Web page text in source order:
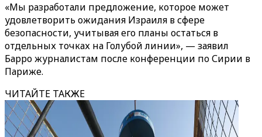
«Мы разработали предложение, которое может
удовлетворить ожидания Израиля в сфере
безопасности, учитывая его планы остаться в
отдельных точках на Голубой линии», — заявил
Барро журналистам после конференции по Сирии в
Париже.
ЧИТАЙТЕ ТАКЖЕ